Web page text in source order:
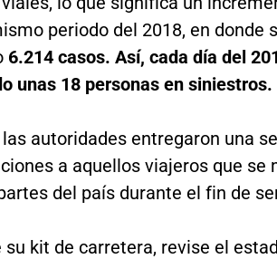
periodo del 2018, en donde
6.214 casos. Así, cada día del
unas 18 personas en siniestros.
autoridades entregaron una
a aquellos viajeros que se
del país durante el fin de
su kit de carretera, revise el